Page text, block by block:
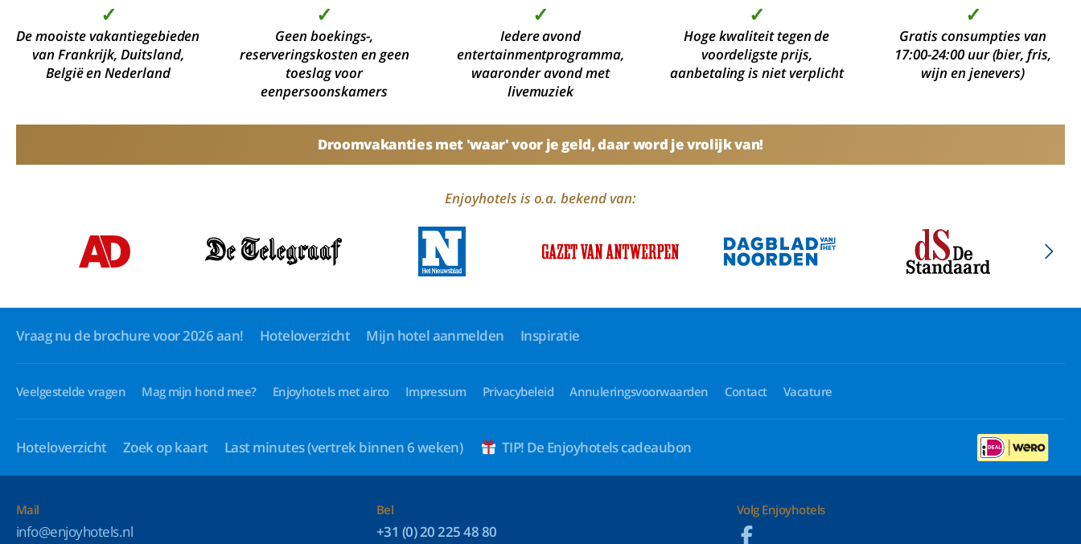
✓
De mooiste vakantiegebieden
van Frankrijk, Duitsland,
België en Nederland
✓
Geen boekings-,
reserveringskosten en geen
toeslag voor
eenpersoonskamers
✓
Iedere avond
entertainmentprogramma,
waaronder avond met
livemuziek
✓
Hoge kwaliteit tegen de
voordeligste prijs,
aanbetaling is niet verplicht
✓
Gratis consumpties van
17:00-24:00 uur (bier, fris,
wijn en jenevers)
Droomvakanties met 'waar' voor je geld, daar word je vrolijk van!
Enjoyhotels is o.a. bekend van:
Vraag nu de brochure voor 2026 aan! Hoteloverzicht Mijn hotel aanmelden Inspiratie
Veelgestelde vragen Mag mijn hond mee? Enjoyhotels met airco Impressum Privacybeleid Annuleringsvoorwaarden Contact Vacature
Hoteloverzicht Zoek op kaart Last minutes(vertrek binnen 6 weken) TIP! De Enjoyhotels cadeaubon
Mail
info@enjoyhotels.nl
Bel
+31 (0) 20 225 48 80
Volg Enjoyhotels